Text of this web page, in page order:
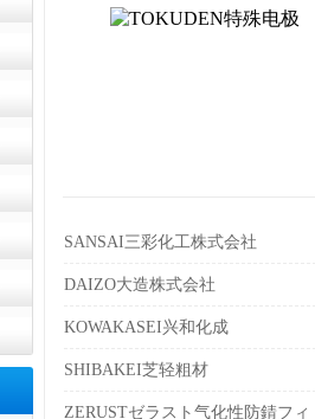
SANSAI三彩化工株式会社
DAIZO大造株式会社
KOWAKASEI兴和化成
SHIBAKEI芝轻粗材
ZERUSTゼラスト气化性防錆フィ